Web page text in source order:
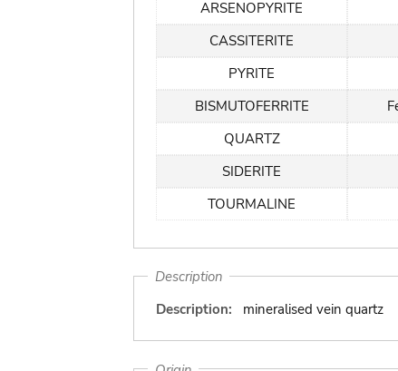
ARSENOPYRITE
CASSITERITE
PYRITE
BISMUTOFERRITE
QUARTZ
SIDERITE
TOURMALINE
Description
Description:
mineralised vein quartz